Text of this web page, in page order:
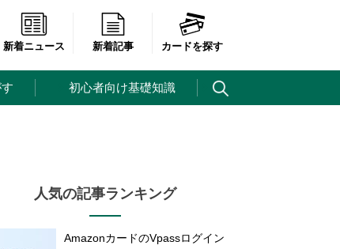
新着ニュース 新着記事 カードを探す
初心者向け基礎知識
人気の記事ランキング
AmazonカードのVpassログイン